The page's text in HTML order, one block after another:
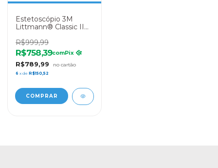
Estetoscópio 3M
Littmann® Classic II
Vermelho
R$999,99
R$789,99
R$758,39comPix
6 x de R$150,52